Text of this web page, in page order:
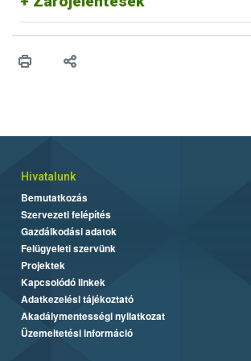
Hivatalunk
Bemutatkozás
Szervezeti felépítés
Gazdálkodási adatok
Felügyeleti szervünk
Projektek
Kapcsolódó linkek
Adatkezelési tájékoztató
Akadálymentességi nyilatkozat
Üzemeltetési információ